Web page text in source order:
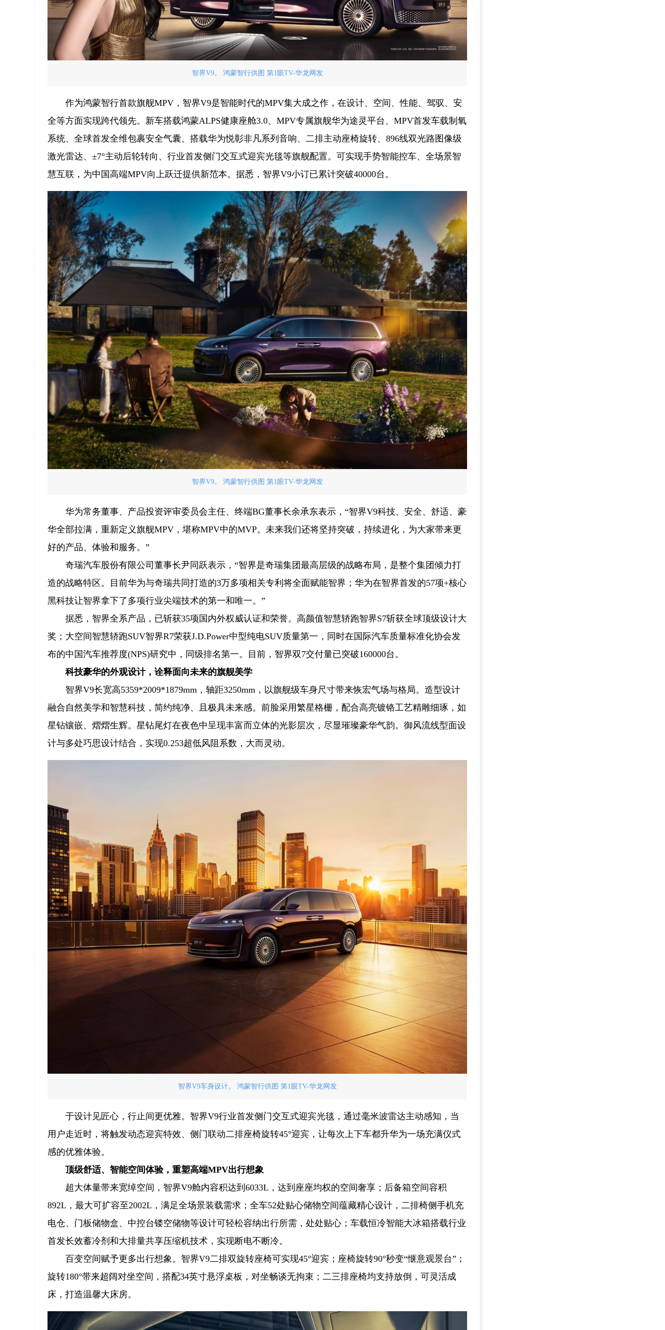
智界V9。 鸿蒙智行供图 第1眼TV-华龙网发
作为鸿蒙智行首款旗舰MPV，智界V9是智能时代的MPV集大成之作，在设计、空间、性能、驾驭、安
全等方面实现跨代领先。新车搭载鸿蒙ALPS健康座舱3.0、MPV专属旗舰华为途灵平台、MPV首发车载制氧
系统、全球首发全维包裹安全气囊、搭载华为悦彰非凡系列音响、二排主动座椅旋转、896线双光路图像级
激光雷达、±7°主动后轮转向、行业首发侧门交互式迎宾光毯等旗舰配置。可实现手势智能控车、全场景智
慧互联，为中国高端MPV向上跃迁提供新范本。据悉，智界V9小订已累计突破40000台。
智界V9。 鸿蒙智行供图 第1眼TV-华龙网发
华为常务董事、产品投资评审委员会主任、终端BG董事长余承东表示，“智界V9科技、安全、舒适、豪
华全部拉满，重新定义旗舰MPV，堪称MPV中的MVP。未来我们还将坚持突破，持续进化，为大家带来更
好的产品、体验和服务。”
奇瑞汽车股份有限公司董事长尹同跃表示，“智界是奇瑞集团最高层级的战略布局，是整个集团倾力打
造的战略特区。目前华为与奇瑞共同打造的3万多项相关专利将全面赋能智界；华为在智界首发的57项+核心
黑科技让智界拿下了多项行业尖端技术的第一和唯一。”
据悉，智界全系产品，已斩获35项国内外权威认证和荣誉。高颜值智慧轿跑智界S7斩获全球顶级设计大
奖；大空间智慧轿跑SUV智界R7荣获J.D.Power中型纯电SUV质量第一，同时在国际汽车质量标准化协会发
布的中国汽车推荐度(NPS)研究中，同级排名第一。目前，智界双7交付量已突破160000台。
科技豪华的外观设计，诠释面向未来的旗舰美学
智界V9长宽高5359*2009*1879mm，轴距3250mm，以旗舰级车身尺寸带来恢宏气场与格局。造型设计
融合自然美学和智慧科技，简约纯净、且极具未来感。前脸采用繁星格栅，配合高亮镀铬工艺精雕细琢，如
星钻镶嵌、熠熠生辉。星钻尾灯在夜色中呈现丰富而立体的光影层次，尽显璀璨豪华气韵。御风流线型面设
计与多处巧思设计结合，实现0.253超低风阻系数，大而灵动。
智界V9车身设计。 鸿蒙智行供图 第1眼TV-华龙网发
于设计见匠心，行止间更优雅。智界V9行业首发侧门交互式迎宾光毯，通过毫米波雷达主动感知，当
用户走近时，将触发动态迎宾特效、侧门联动二排座椅旋转45°迎宾，让每次上下车都升华为一场充满仪式
感的优雅体验。
顶级舒适、智能空间体验，重塑高端MPV出行想象
超大体量带来宽绰空间，智界V9舱内容积达到6033L，达到座座均权的空间奢享；后备箱空间容积
892L，最大可扩容至2002L，满足全场景装载需求；全车52处贴心储物空间蕴藏精心设计，二排椅侧手机充
电仓、门板储物盒、中控台镂空储物等设计可轻松容纳出行所需，处处贴心；车载恒冷智能大冰箱搭载行业
首发长效蓄冷剂和大排量共享压缩机技术，实现断电不断冷。
百变空间赋予更多出行想象。智界V9二排双旋转座椅可实现45°迎宾；座椅旋转90°秒变“惬意观景台”；
旋转180°带来超阔对坐空间，搭配34英寸悬浮桌板，对坐畅谈无拘束；二三排座椅均支持放倒，可灵活成
床，打造温馨大床房。